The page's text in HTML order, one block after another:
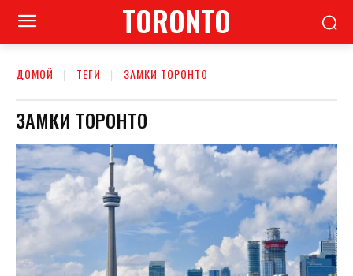
TORONTO
ДОМОЙ ТЕГИ ЗАМКИ ТОРОНТО
ЗАМКИ ТОРОНТО